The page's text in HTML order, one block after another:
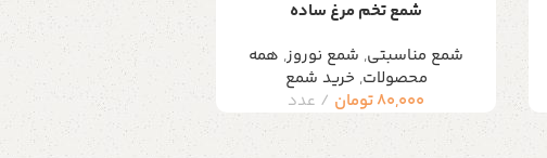
شمع تخم مرغ ساده
شمع مناسبتی, شمع نوروز, همه
محصولات, خرید شمع
80,000تومان عدد